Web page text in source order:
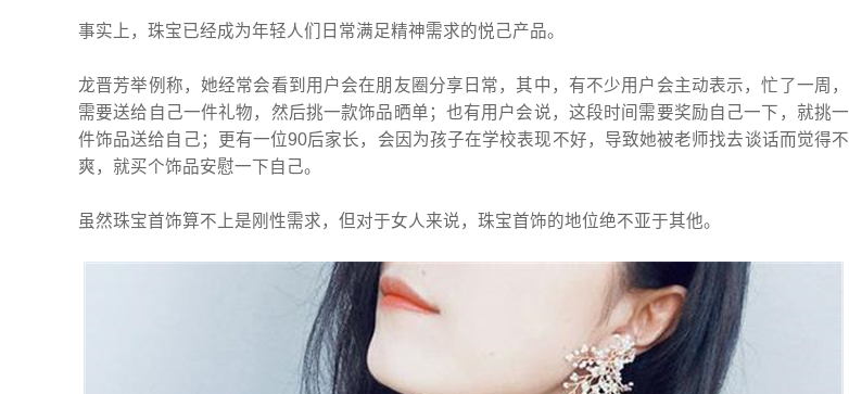
事实上，珠宝已经成为年轻人们日常满足精神需求的悦己产品。
龙晋芳举例称，她经常会看到用户会在朋友圈分享日常，其中，有不少用户会主动表示，忙了一周，
需要送给自己一件礼物，然后挑一款饰品晒单；也有用户会说，这段时间需要奖励自己一下，就挑一
件饰品送给自己；更有一位90后家长，会因为孩子在学校表现不好，导致她被老师找去谈话而觉得不
爽，就买个饰品安慰一下自己。
虽然珠宝首饰算不上是刚性需求，但对于女人来说，珠宝首饰的地位绝不亚于其他。